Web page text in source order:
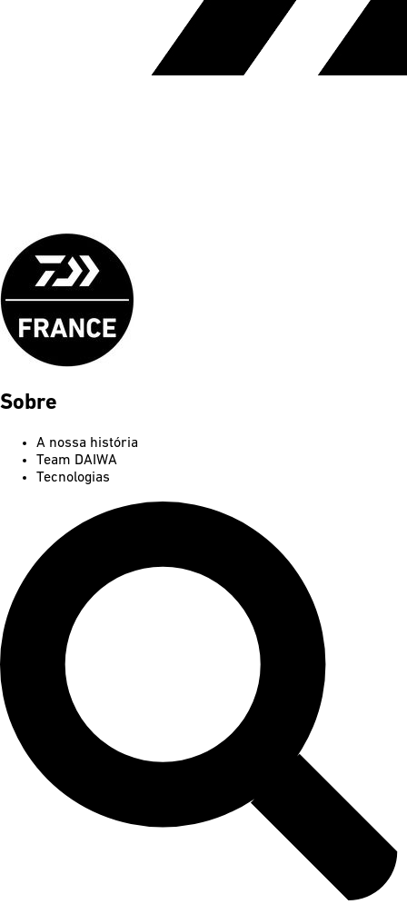
Sobre
A nossa história
Team DAIWA
Tecnologias